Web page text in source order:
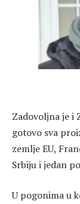
Zadovoljna je i
gotovo sva
zemlje EU,
Srbiju i jedan
U pogonima u